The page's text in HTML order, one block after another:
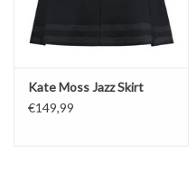
Merken
Kate Moss Jazz Skirt
€149,99